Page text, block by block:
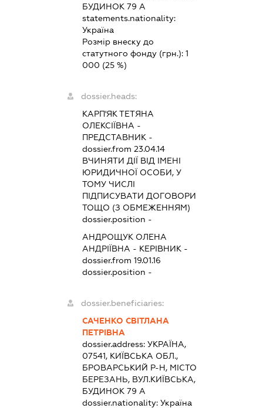
БУДИНОК 79 А
statements.nationality:
Україна
Розмір внеску до
статутного фонду (грн.):1
000 (25 %)
dossier.heads:
КАРП'ЯК ТЕТЯНА
ОЛЕКСІЇВНА -
ПРЕДСТАВНИК -
dossier.from 23.04.14
ВЧИНЯТИ ДІЇ ВІД ІМЕНІ
ЮРИДИЧНОЇ ОСОБИ, У
ТОМУ ЧИСЛІ
ПІДПИСУВАТИ ДОГОВОРИ
ТОЩО (З ОБМЕЖЕННЯМ)
dossier.position -
АНДРОЩУК ОЛЕНА
АНДРІЇВНА - КЕРІВНИК -
dossier.from 19.01.16
dossier.position -
dossier.beneficiaries:
САЧЕНКО СВІТЛАНА
ПЕТРІВНА
dossier.address:УКРАЇНА,
07541, КИЇВСЬКА ОБЛ.,
БРОВАРСЬКИЙ Р-Н, МІСТО
БЕРЕЗАНЬ, ВУЛ.КИЇВСЬКА,
БУДИНОК 79 А
dossier.nationality:Україна